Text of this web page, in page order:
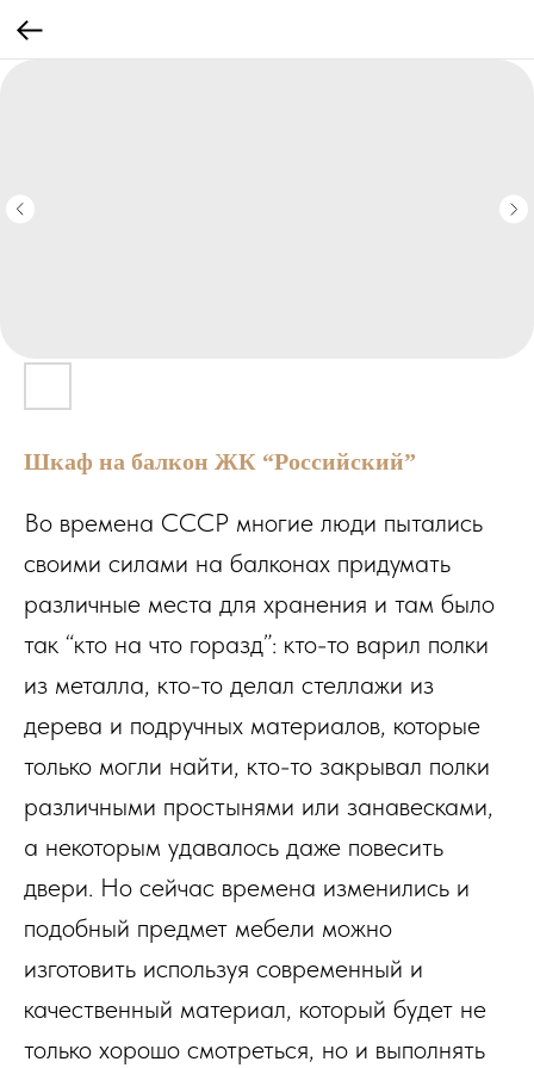
Шкаф на балкон ЖК “Российский”
Во времена СССР многие люди пытались
своими силами на балконах придумать
различные места для хранения и там было
так “кто на что горазд”: кто-то варил полки
из металла, кто-то делал стеллажи из
дерева и подручных материалов, которые
только могли найти, кто-то закрывал полки
различными простынями или занавесками,
а некоторым удавалось даже повесить
двери. Но сейчас времена изменились и
подобный предмет мебели можно
изготовить используя современный и
качественный материал, который будет не
только хорошо смотреться, но и выполнять